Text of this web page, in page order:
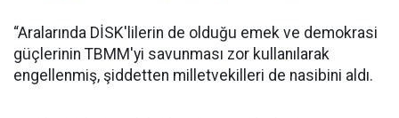
“Aralarında DİSK'lilerin de olduğu emek ve demokrasi
güçlerinin TBMM'yi savunması zor kullanılarak
engellenmiş, şiddetten milletvekilleri de nasibini aldı.